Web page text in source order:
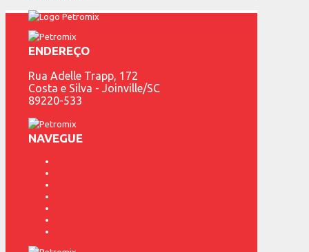
ENDEREÇO
Rua Adelle Trapp, 172
Costa e Silva - Joinville/SC
89220-533
NAVEGUE